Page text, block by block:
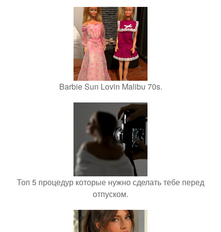
Barbie Sun Lovin Malibu 70s.
Топ 5 процедур которые нужно сделать тебе перед
отпуском.